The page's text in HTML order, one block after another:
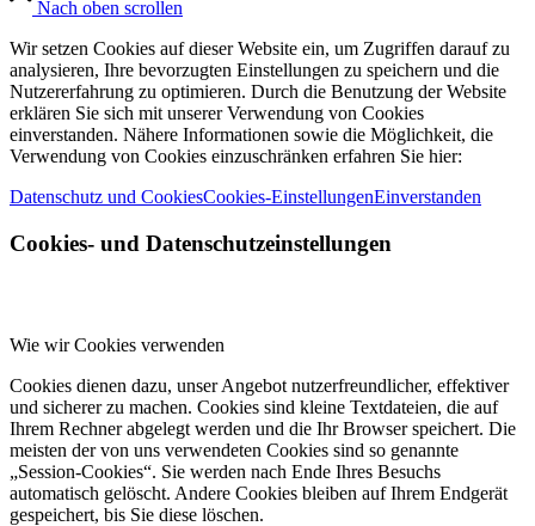
Nach oben scrollen
Wir setzen Cookies auf dieser Website ein, um Zugriffen darauf zu
analysieren, Ihre bevorzugten Einstellungen zu speichern und die
Nutzererfahrung zu optimieren. Durch die Benutzung der Website
erklären Sie sich mit unserer Verwendung von Cookies
einverstanden. Nähere Informationen sowie die Möglichkeit, die
Verwendung von Cookies einzuschränken erfahren Sie hier:
Datenschutz und CookiesCookies-EinstellungenEinverstanden
Cookies- und Datenschutzeinstellungen
Wie wir Cookies verwenden
Cookies dienen dazu, unser Angebot nutzerfreundlicher, effektiver
und sicherer zu machen. Cookies sind kleine Textdateien, die auf
Ihrem Rechner abgelegt werden und die Ihr Browser speichert. Die
meisten der von uns verwendeten Cookies sind so genannte
„Session-Cookies“. Sie werden nach Ende Ihres Besuchs
automatisch gelöscht. Andere Cookies bleiben auf Ihrem Endgerät
gespeichert, bis Sie diese löschen.